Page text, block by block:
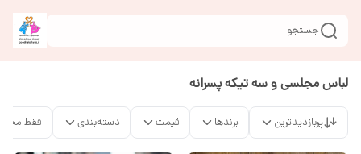
جستجو
لباس مجلسی و سه تیکه پسرانه
پربازدیدترین برندها قیمت دسته‌بندی فقط